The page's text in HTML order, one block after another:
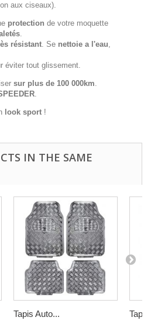
aux ciseaux).
protection de votre moquette
.
résistant. Se nettoie a l'eau,
éviter tout glissement.
sur plus de 100 000km.
.
look sport !
IN THE SAME
Tapis Auto...